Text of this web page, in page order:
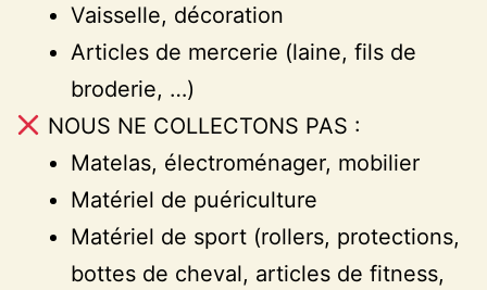
Vaisselle, décoration
Articles de mercerie (laine, fils de
broderie, …)
NOUS NE COLLECTONS PAS :
Matelas, électroménager, mobilier
Matériel de puériculture
Matériel de sport (rollers, protections,
bottes de cheval, articles de fitness,